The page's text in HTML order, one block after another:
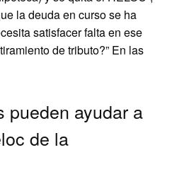
la deuda en curso se ha
satisfacer falta en ese
de tributo?” En las
pueden ayudar a
de la